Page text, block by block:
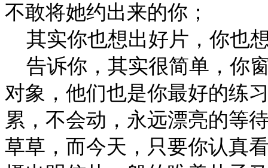
不敢将她约出来的你；
其实你也想出好片，你也
告诉你，其实很简单，你
对象，他们也是你最好的练
累，不会动，永远漂亮的等
草草，而今天，只要你认真